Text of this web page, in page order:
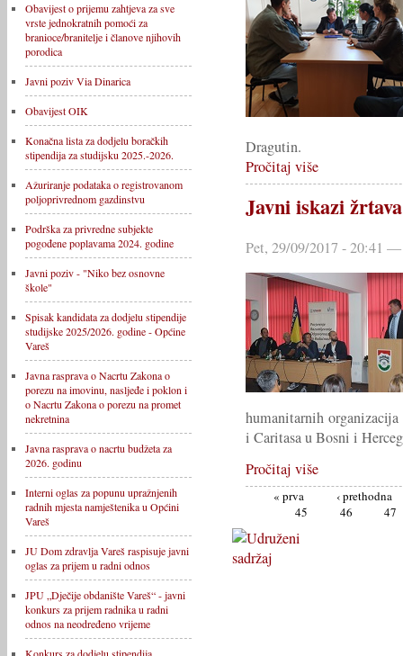
Obavijest o prijemu zahtjeva za sve
vrste jednokratnih pomoći za
branioce/branitelje i članove njihovih
porodica
Javni poziv Via Dinarica
Obavijest OIK
Konačna lista za dodjelu boračkih
stipendija za studijsku 2025.-2026.
Ažuriranje podataka o registrovanom
poljoprivrednom gazdinstvu
Podrška za privredne subjekte
pogođene poplavama 2024. godine
Javni poziv - "Niko bez osnovne
škole"
Spisak kandidata za dodjelu stipendije
studijske 2025/2026. godine - Općine
Vareš
Javna rasprava o Nacrtu Zakona o
porezu na imovinu, nasljeđe i poklon i
o Nacrtu Zakona o porezu na promet
nekretnina
Javna rasprava o nacrtu budžeta za
2026. godinu
Interni oglas za popunu upražnjenih
radnih mjesta namještenika u Općini
Vareš
JU Dom zdravlja Vareš raspisuje javni
oglas za prijem u radni odnos
JPU „Dječije obdanište Vareš“ - javni
konkurs za prijem radnika u radni
odnos na neodređeno vrijeme
Dragutin.
Pročitaj više
Javni iskazi
Pet, 29/09/2017 - 20:41
humanitarnih
i Caritasa u Bosni i
Pročitaj više
« prva
‹ prethodna
45
46 47